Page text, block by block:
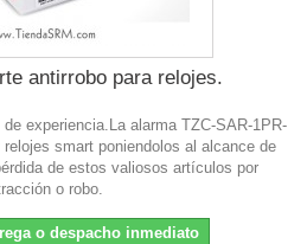
antirrobo para relojes.
experiencia.La alarma TZC-SAR-1PR-
smart poniendolos al alcance de
de estos valiosos artículos por
o robo.
o despacho inmediato